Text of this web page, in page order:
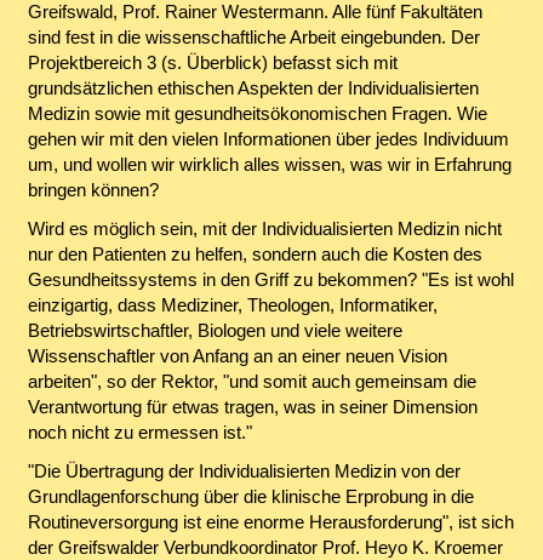
Greifswald, Prof. Rainer Westermann. Alle fünf Fakultäten
sind fest in die wissenschaftliche Arbeit eingebunden. Der
Projektbereich 3 (s. Überblick) befasst sich mit
grundsätzlichen ethischen Aspekten der Individualisierten
Medizin sowie mit gesundheitsökonomischen Fragen. Wie
gehen wir mit den vielen Informationen über jedes Individuum
um, und wollen wir wirklich alles wissen, was wir in Erfahrung
bringen können?
Wird es möglich sein, mit der Individualisierten Medizin nicht
nur den Patienten zu helfen, sondern auch die Kosten des
Gesundheitssystems in den Griff zu bekommen? "Es ist wohl
einzigartig, dass Mediziner, Theologen, Informatiker,
Betriebswirtschaftler, Biologen und viele weitere
Wissenschaftler von Anfang an an einer neuen Vision
arbeiten", so der Rektor, "und somit auch gemeinsam die
Verantwortung für etwas tragen, was in seiner Dimension
noch nicht zu ermessen ist."
"Die Übertragung der Individualisierten Medizin von der
Grundlagenforschung über die klinische Erprobung in die
Routineversorgung ist eine enorme Herausforderung", ist sich
der Greifswalder Verbundkoordinator Prof. Heyo K. Kroemer